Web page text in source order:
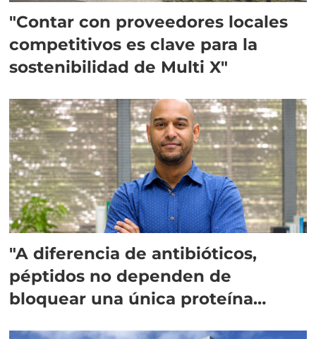
"Contar con proveedores locales
competitivos es clave para la
sostenibilidad de Multi X"
"A diferencia de antibióticos,
péptidos no dependen de
bloquear una única proteína